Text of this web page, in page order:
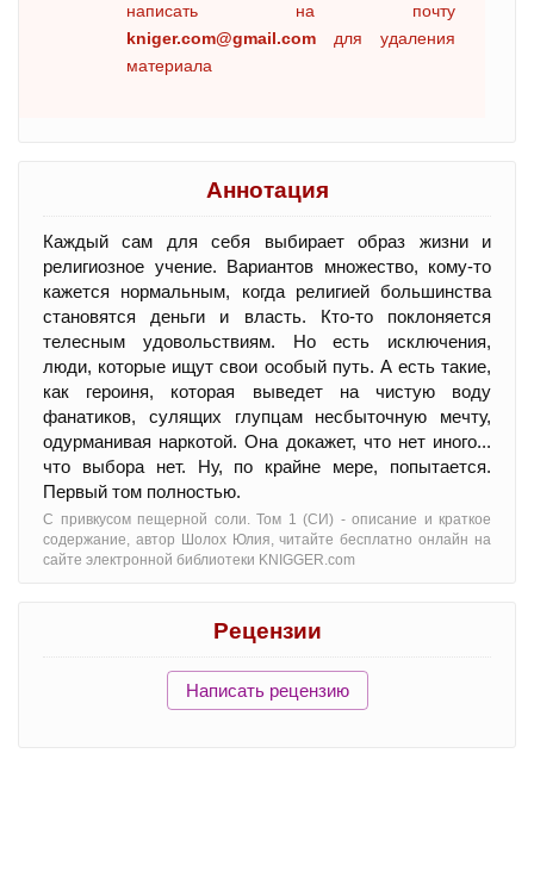
написать на почту
kniger.com@gmail.com для удаления
материала
Аннотация
Каждый сам для себя выбирает образ жизни и
религиозное учение. Вариантов множество, кому-то
кажется нормальным, когда религией большинства
становятся деньги и власть. Кто-то поклоняется
телесным удовольствиям. Но есть исключения,
люди, которые ищут свои особый путь. А есть такие,
как героиня, которая выведет на чистую воду
фанатиков, сулящих глупцам несбыточную мечту,
одурманивая наркотой. Она докажет, что нет иного...
что выбора нет. Ну, по крайне мере, попытается.
Первый том полностью.
С привкусом пещерной соли. Том 1 (СИ) - oписание и краткое
содержание, автор Шолох Юлия, читайте бесплатно онлайн на
сайте электронной библиотеки KNIGGER.com
Рецензии
Написать рецензию